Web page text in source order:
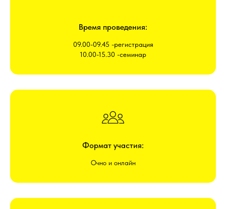
Время проведения:
09.00-09.45 -регистрация
10.00-15.30 -семинар
Формат участия:
Очно и онлайн